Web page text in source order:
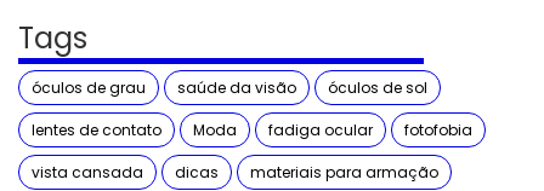
Tags
óculos de grau saúde da visão óculos de sol
lentes de contato Moda fadiga ocular fotofobia
vista cansada dicas materiais para armação